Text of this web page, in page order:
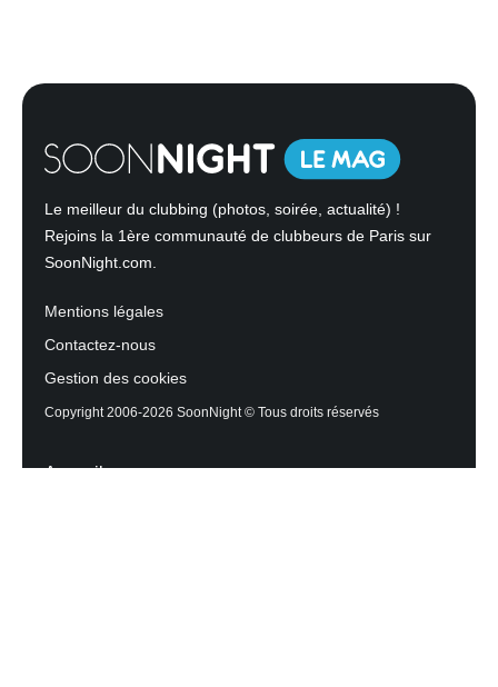
Le meilleur du clubbing (photos, soirée, actualité) !
Rejoins la 1ère communauté de clubbeurs de Paris sur
SoonNight.com.
Mentions légales
Contactez-nous
Gestion des cookies
Copyright 2006-2026 SoonNight © Tous droits réservés
Accueil